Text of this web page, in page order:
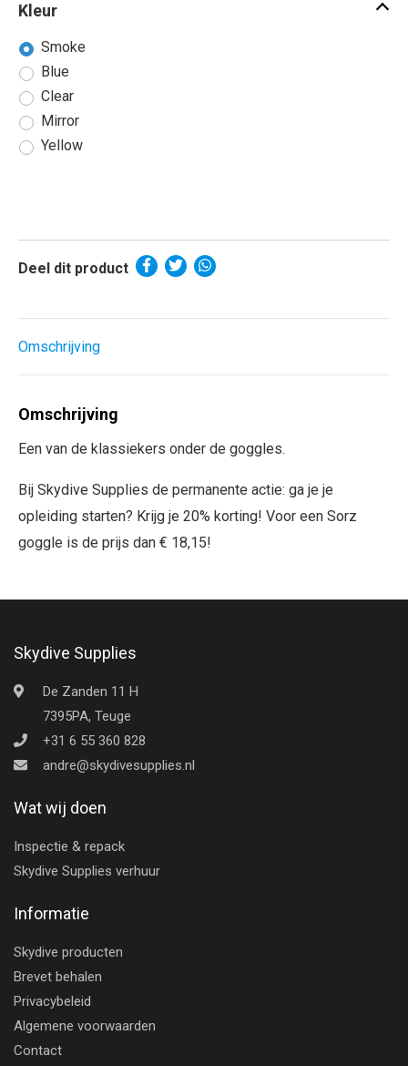
Kleur
Smoke
Blue
Clear
Mirror
Yellow
Deel dit product
Omschrijving
Omschrijving
Een van de klassiekers onder de goggles.
Bij Skydive Supplies de permanente actie: ga je je
opleiding starten? Krijg je 20% korting! Voor een Sorz
goggle is de prijs dan € 18,15!
Skydive Supplies
De Zanden 11 H
7395PA, Teuge
+31 6 55 360 828
andre@skydivesupplies.nl
Wat wij doen
Inspectie & repack
Skydive Supplies verhuur
Informatie
Skydive producten
Brevet behalen
Privacybeleid
Algemene voorwaarden
Contact